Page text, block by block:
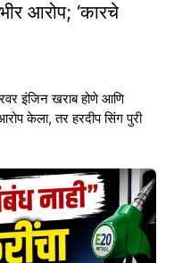
आरोप; ‘कारचे
इंजिन खराब होणे आणि
केला, तर हरदीप सिंग पुरी